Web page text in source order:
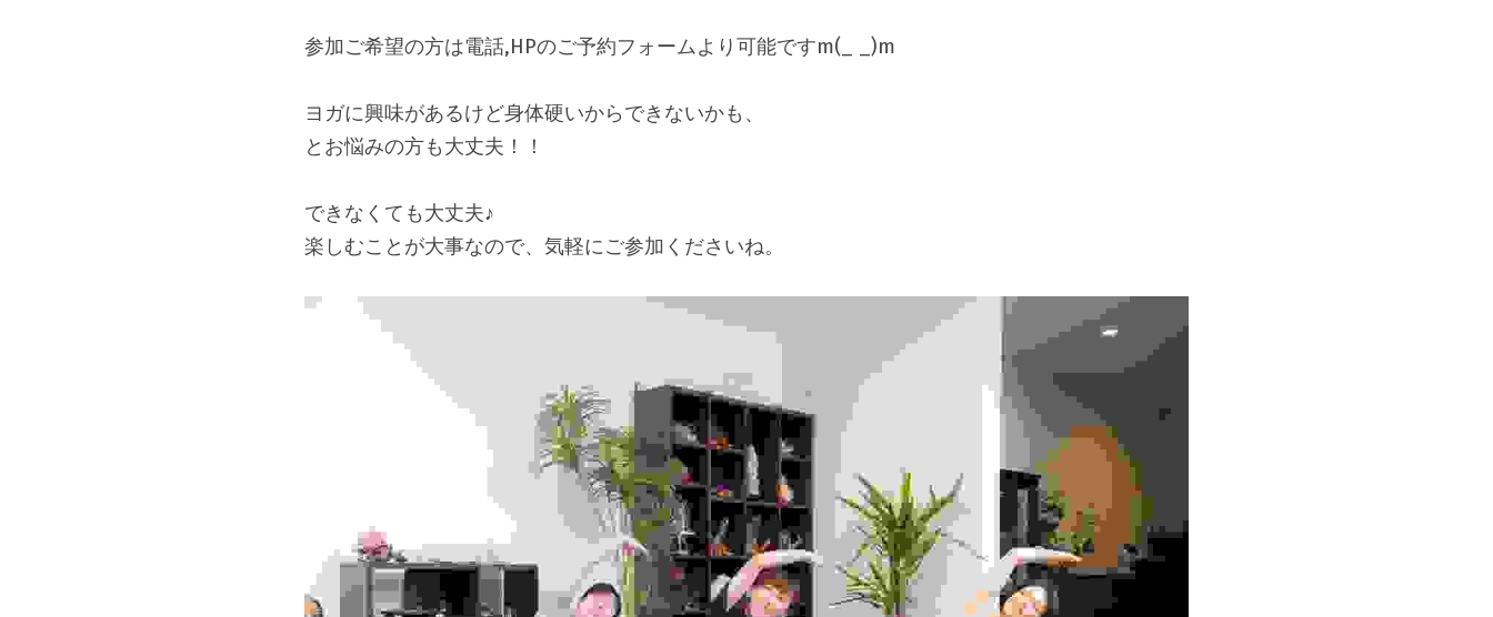
参加ご希望の方は電話,HPのご予約フォームより可能ですm(_ _)m
ヨガに興味があるけど身体硬いからできないかも、
とお悩みの方も大丈夫！！
できなくても大丈夫♪
楽しむことが大事なので、気軽にご参加くださいね。